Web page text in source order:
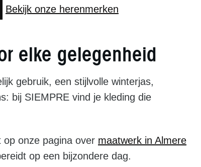
Bekijk onze herenmerken
elke gelegenheid
gebruik, een stijlvolle winterjas,
bij SIEMPRE vind je kleding die
onze pagina over maatwerk in Almere
op een bijzondere dag.